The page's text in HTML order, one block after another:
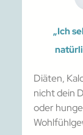
„Ich
Diäten,
nicht dein
oder